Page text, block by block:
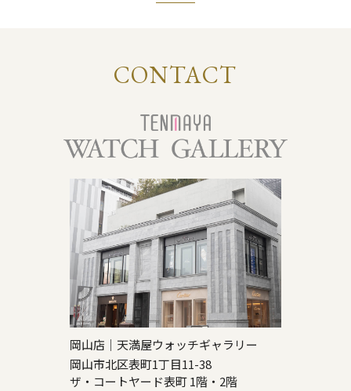
CONTACT
岡山店｜天満屋ウォッチギャラリー
岡山市北区表町1丁目11-38
ザ・コートヤード表町 1階・2階